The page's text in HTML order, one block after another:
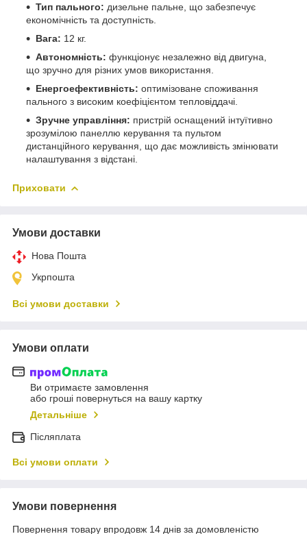
Тип пального: дизельне пальне, що забезпечує
економічність та доступність.
Вага: 12 кг.
Автономність: функціонує незалежно від двигуна,
що зручно для різних умов використання.
Енергоефективність: оптимізоване споживання
пального з високим коефіцієнтом тепловіддачі.
Зручне управління: пристрій оснащений інтуїтивно
зрозумілою панеллю керування та пультом
дистанційного керування, що дає можливість змінювати
налаштування з відстані.
Приховати
Умови доставки
Нова Пошта
Укрпошта
Всі умови доставки
Умови оплати
Ви отримаєте замовлення
або гроші повернуться на вашу картку
Детальніше
Післяплата
Всі умови оплати
Умови повернення
Повернення товару впродовж 14 днів за домовленістю